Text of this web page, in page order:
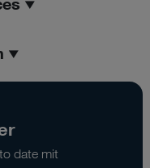
date mit